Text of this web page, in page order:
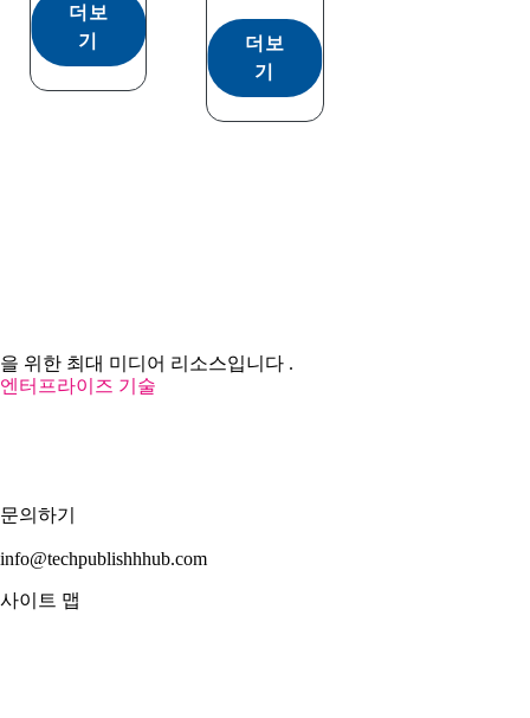
더보
기
더보
기
을 위한 최대 미디어 리소스입니다 .
엔터프라이즈 기술
문의하기
info@techpublishhhub.com
사이트 맵